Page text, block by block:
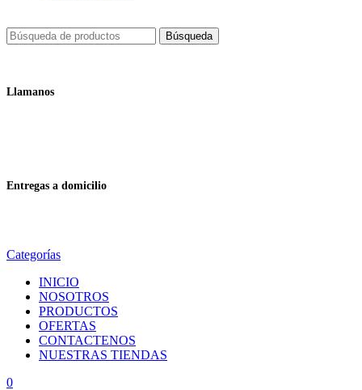
Búsqueda
Llamanos
Entregas a domicilio
Categorías
INICIO
NOSOTROS
PRODUCTOS
OFERTAS
CONTACTENOS
NUESTRAS TIENDAS
0